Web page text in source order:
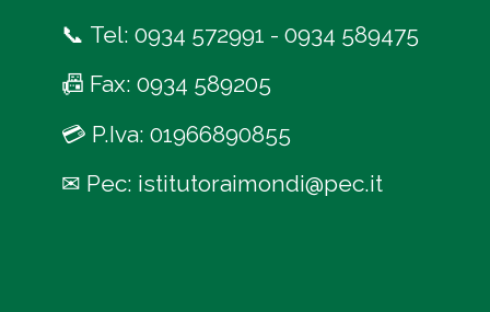
📞 Tel: 0934 572991 - 0934 589475
📠 Fax: 0934 589205
💳 P.Iva: 01966890855
✉ Pec: istitutoraimondi@pec.it